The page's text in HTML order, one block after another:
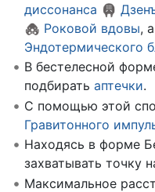
диссонанса
Роковой вдовы,
Эндотермического
В бестелесной
подбирать аптечки.
С помощью этой
Гравитонного
Находясь в форме
захватывать точку
Максимальное